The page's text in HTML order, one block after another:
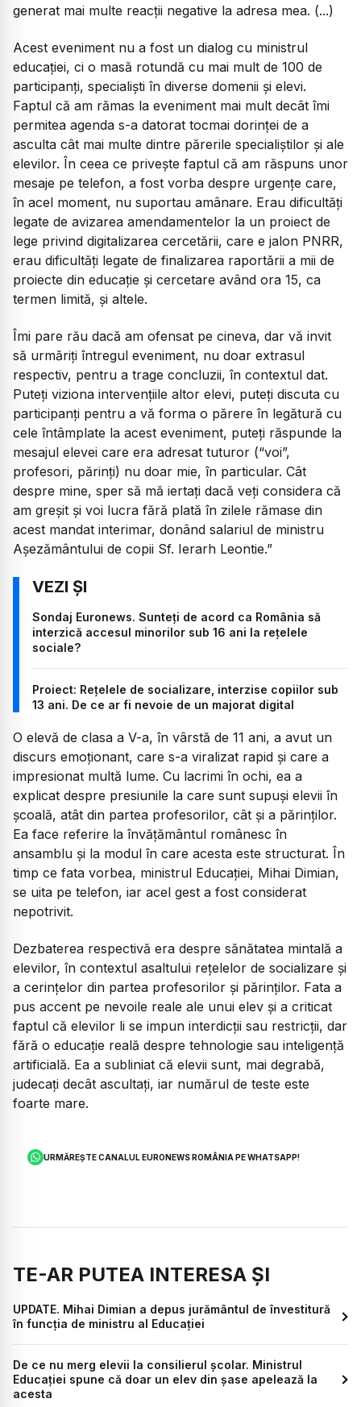
generat mai multe reacții negative la adresa mea. (...)
Acest eveniment nu a fost un dialog cu ministrul
educației, ci o masă rotundă cu mai mult de 100 de
participanți, specialiști în diverse domenii și elevi.
Faptul că am rămas la eveniment mai mult decât îmi
permitea agenda s-a datorat tocmai dorinței de a
asculta cât mai multe dintre părerile specialiștilor și ale
elevilor. În ceea ce privește faptul că am răspuns unor
mesaje pe telefon, a fost vorba despre urgențe care,
în acel moment, nu suportau amânare. Erau dificultăți
legate de avizarea amendamentelor la un proiect de
lege privind digitalizarea cercetării, care e jalon PNRR,
erau dificultăți legate de finalizarea raportării a mii de
proiecte din educație și cercetare având ora 15, ca
termen limită, și altele.
Îmi pare rău dacă am ofensat pe cineva, dar vă invit
să urmăriți întregul eveniment, nu doar extrasul
respectiv, pentru a trage concluzii, în contextul dat.
Puteți viziona intervențiile altor elevi, puteți discuta cu
participanți pentru a vă forma o părere în legătură cu
cele întâmplate la acest eveniment, puteți răspunde la
mesajul elevei care era adresat tuturor (“voi”,
profesori, părinți) nu doar mie, în particular. Cât
despre mine, sper să mă iertați dacă veți considera că
am greșit și voi lucra fără plată în zilele rămase din
acest mandat interimar, donând salariul de ministru
Așezământului de copii Sf. Ierarh Leontie.”
Sondaj Euronews. Sunteți de acord ca România să
interzică accesul minorilor sub 16 ani la rețelele
sociale?
Proiect: Rețelele de socializare, interzise copiilor sub
13 ani. De ce ar fi nevoie de un majorat digital
O elevă de clasa a V-a, în vârstă de 11 ani, a avut un
discurs emoționant, care s-a viralizat rapid și care a
impresionat multă lume. Cu lacrimi în ochi, ea a
explicat despre presiunile la care sunt supuși elevii în
școală, atât din partea profesorilor, cât și a părinților.
Ea face referire la învățământul românesc în
ansamblu și la modul în care acesta este structurat. În
timp ce fata vorbea, ministrul Educației, Mihai Dimian,
se uita pe telefon, iar acel gest a fost considerat
nepotrivit.
Dezbaterea respectivă era despre sănătatea mintală a
elevilor, în contextul asaltului rețelelor de socializare și
a cerințelor din partea profesorilor și părinților. Fata a
pus accent pe nevoile reale ale unui elev și a criticat
faptul că elevilor li se impun interdicții sau restricții, dar
fără o educație reală despre tehnologie sau inteligență
artificială. Ea a subliniat că elevii sunt, mai degrabă,
judecați decât ascultați, iar numărul de teste este
foarte mare.
URMĂREȘTE CANALUL EURONEWS ROMÂNIA PE WHATSAPP!
TE-AR PUTEA INTERESA ȘI
UPDATE. Mihai Dimian a depus jurământul de învestitură
în funcția de ministru al Educației
De ce nu merg elevii la consilierul școlar. Ministrul
Educației spune că doar un elev din șase apelează la
acesta